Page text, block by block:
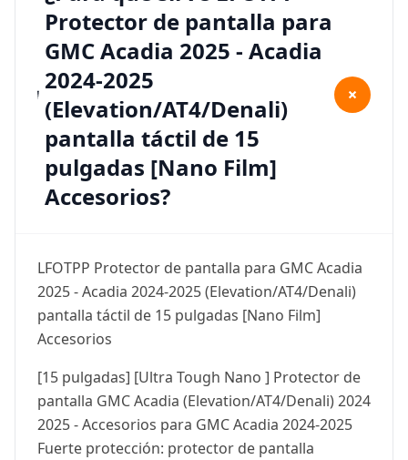
Protector de pantalla para
GMC Acadia 2025 - Acadia
2024-2025
(Elevation/AT4/Denali)
pantalla táctil de 15
pulgadas [Nano Film]
Accesorios?
+
LFOTPP Protector de pantalla para GMC Acadia
2025 - Acadia 2024-2025 (Elevation/AT4/Denali)
pantalla táctil de 15 pulgadas [Nano Film]
Accesorios
[15 pulgadas] [Ultra Tough Nano ] Protector de
pantalla GMC Acadia (Elevation/AT4/Denali) 2024
2025 - Accesorios para GMC Acadia 2024-2025
Fuerte protección: protector de pantalla